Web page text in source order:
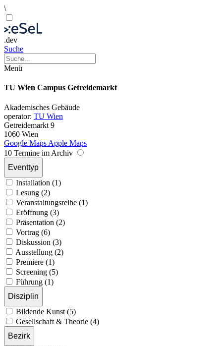
\
.dev
Suche
Menü
TU Wien Campus Getreidemarkt
Akademisches Gebäude
operator: TU Wien
Getreidemarkt 9
1060 Wien
Google Maps Apple Maps
10 Termine im Archiv
Eventtyp
Installation (1)
Lesung (2)
Veranstaltungsreihe (1)
Eröffnung (3)
Präsentation (2)
Vortrag (6)
Diskussion (3)
Ausstellung (2)
Premiere (1)
Screening (5)
Führung (1)
Disziplin
Bildende Kunst (5)
Gesellschaft & Theorie (4)
Bezirk